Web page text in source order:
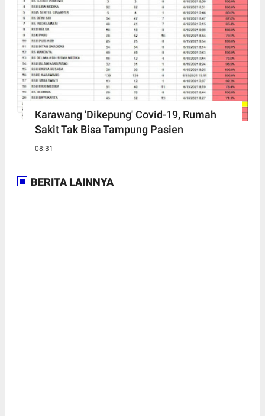
Karawang 'Dikepung' Covid-19, Rumah
Sakit Tak Bisa Tampung Pasien
08:31
BERITA LAINNYA